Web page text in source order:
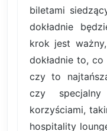
biletami
dokładnie
krok jest
dokładnie to,
czy to
czy
korzyściami,
hospitality